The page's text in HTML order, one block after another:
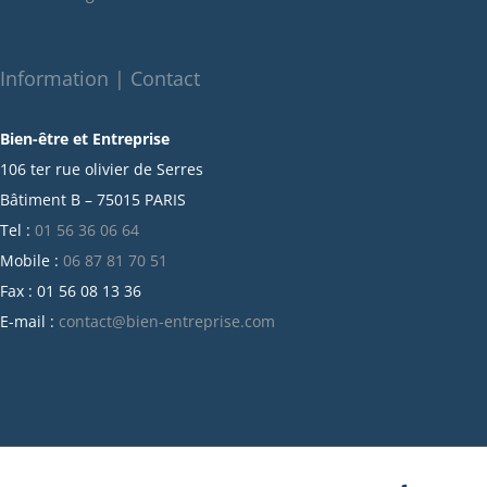
décembre 2021
octobre 2021
juillet 2021
juin 2021
mai 2021
avril 2021
mars 2021
février 2021
janvier 2021
Information | Contact
Bien-être et Entreprise
106 ter rue olivier de Serres
Bâtiment B – 75015 PARIS
Tel : 01 56 36 06 64
Mobile : 06 87 81 70 51
Fax : 01 56 08 13 36
E-mail : contact@bien-entreprise.com